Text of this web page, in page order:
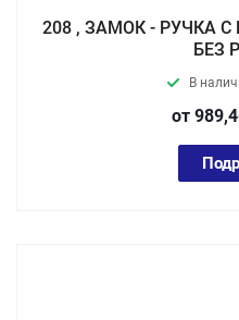
208 , ЗАМОК - РУЧКА
БЕЗ
В
от